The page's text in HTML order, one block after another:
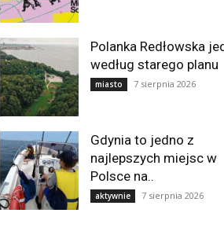
Polanka Redłowska
według starego planu
miasto 7 sierpnia 2026
Gdynia to jedno z
najlepszych miejsc w
Polsce na..
aktywnie 7 sierpnia 2026